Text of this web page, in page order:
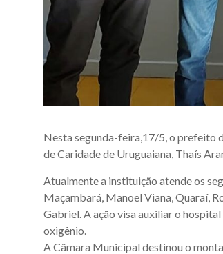
Nesta segunda-feira,17/5, o prefeito
de Caridade de Uruguaiana, Thaís
Atualmente a instituição atende os
Maçambará, Manoel Viana, Quaraí,
Gabriel. A ação visa auxiliar o
oxigênio.
A Câmara Municipal destinou o